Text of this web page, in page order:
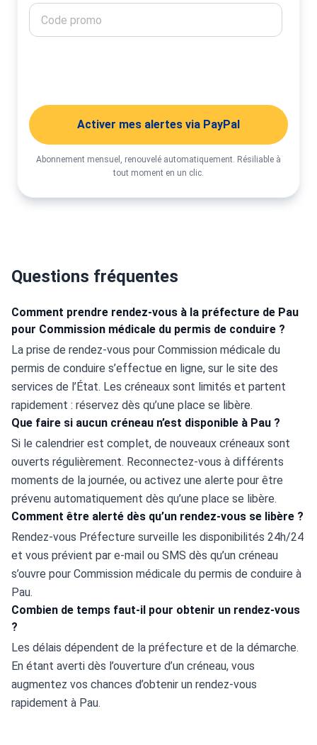
Activer mes alertes via PayPal
Abonnement mensuel, renouvelé automatiquement. Résiliable à
tout moment en un clic.
Questions fréquentes
Comment prendre rendez-vous à la préfecture de Pau
pour Commission médicale du permis de conduire ?
La prise de rendez-vous pour Commission médicale du
permis de conduire s’effectue en ligne, sur le site des
services de l’État. Les créneaux sont limités et partent
rapidement : réservez dès qu’une place se libère.
Que faire si aucun créneau n’est disponible à Pau ?
Si le calendrier est complet, de nouveaux créneaux sont
ouverts régulièrement. Reconnectez-vous à différents
moments de la journée, ou activez une alerte pour être
prévenu automatiquement dès qu’une place se libère.
Comment être alerté dès qu’un rendez-vous se libère ?
Rendez-vous Préfecture surveille les disponibilités 24h/24
et vous prévient par e-mail ou SMS dès qu’un créneau
s’ouvre pour Commission médicale du permis de conduire à
Pau.
Combien de temps faut-il pour obtenir un rendez-vous
?
Les délais dépendent de la préfecture et de la démarche.
En étant averti dès l’ouverture d’un créneau, vous
augmentez vos chances d’obtenir un rendez-vous
rapidement à Pau.